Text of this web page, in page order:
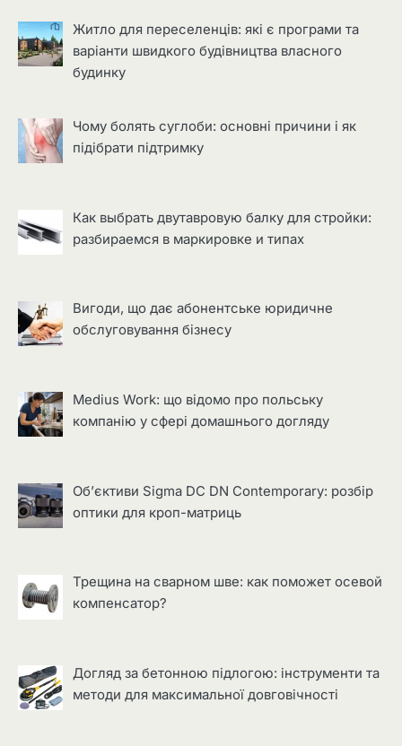
Житло для переселенців: які є програми та
варіанти швидкого будівництва власного
будинку
Чому болять суглоби: основні причини і як
підібрати підтримку
Как выбрать двутавровую балку для стройки:
разбираемся в маркировке и типах
Вигоди, що дає абонентське юридичне
обслуговування бізнесу
Medius Work: що відомо про польську
компанію у сфері домашнього догляду
Об’єктиви Sigma DC DN Contemporary: розбір
оптики для кроп-матриць
Трещина на сварном шве: как поможет осевой
компенсатор?
Догляд за бетонною підлогою: інструменти та
методи для максимальної довговічності